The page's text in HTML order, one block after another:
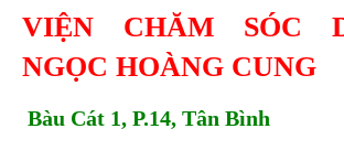
VIỆN CHĂM SÓC
NGỌC HOÀNG CUNG
Bàu Cát 1, P.14, Tân Bình